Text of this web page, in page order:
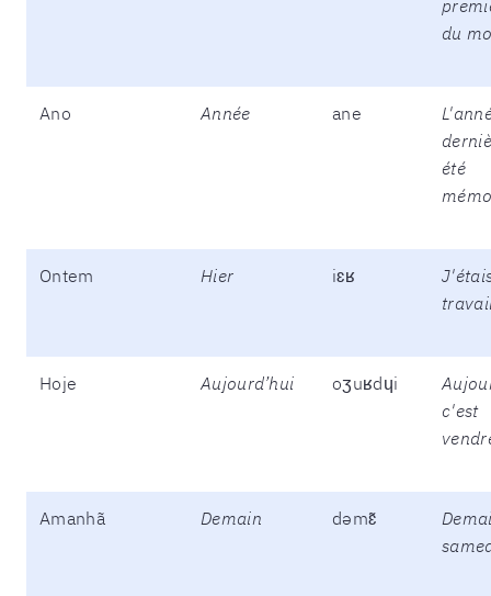
du
Ano Année ane
été
Ontem Hier iɛʁ
Hoje Aujourd’hui oʒuʁdɥi
c'est
Amanhã Demain dəmɛ̃